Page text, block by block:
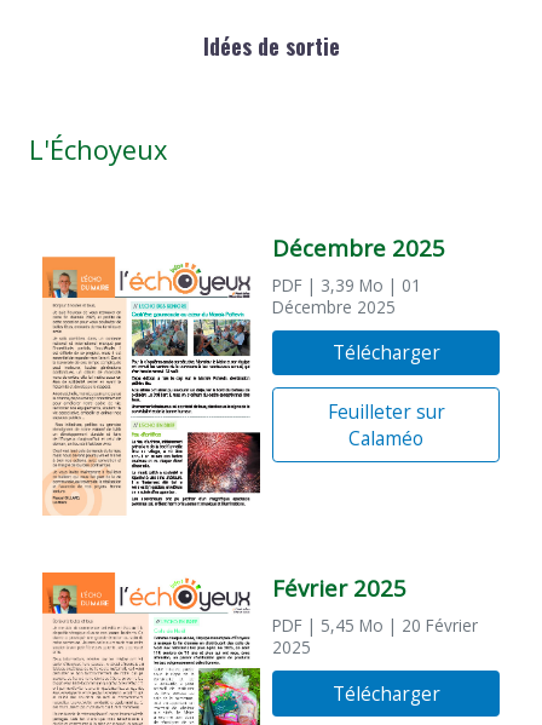
Idées de sortie
L'Échoyeux
Décembre 2025
PDF | 3,39 Mo | 01
Décembre 2025
Télécharger
Feuilleter sur
Calaméo
Février 2025
PDF | 5,45 Mo | 20 Février
2025
Télécharger